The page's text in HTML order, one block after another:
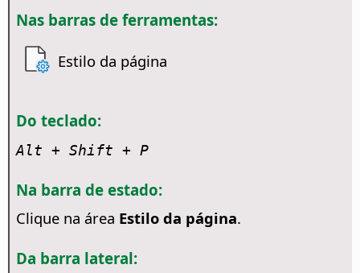
Nas barras de ferramentas:
Estilo da página
Do teclado:
Alt + Shift + P
Na barra de estado:
Clique na área Estilo da página.
Da barra lateral: